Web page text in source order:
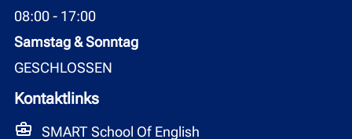
08:00 - 17:00
Samstag & Sonntag
GESCHLOSSEN
Kontaktlinks
SMART School Of English